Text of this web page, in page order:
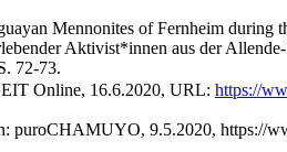
Mennonites of Fernheim during
Aktivist*innen aus der
72-73.
Online, 16.6.2020, URL: https://
puroCHAMUYO, 9.5.2020, https://